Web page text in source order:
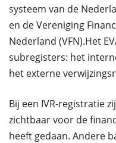
systeem van de
en de Vereniging
Nederland (VFN).Het
subregisters: het
het externe
Bij een IVR-registratie
zichtbaar voor de
heeft gedaan. Andere